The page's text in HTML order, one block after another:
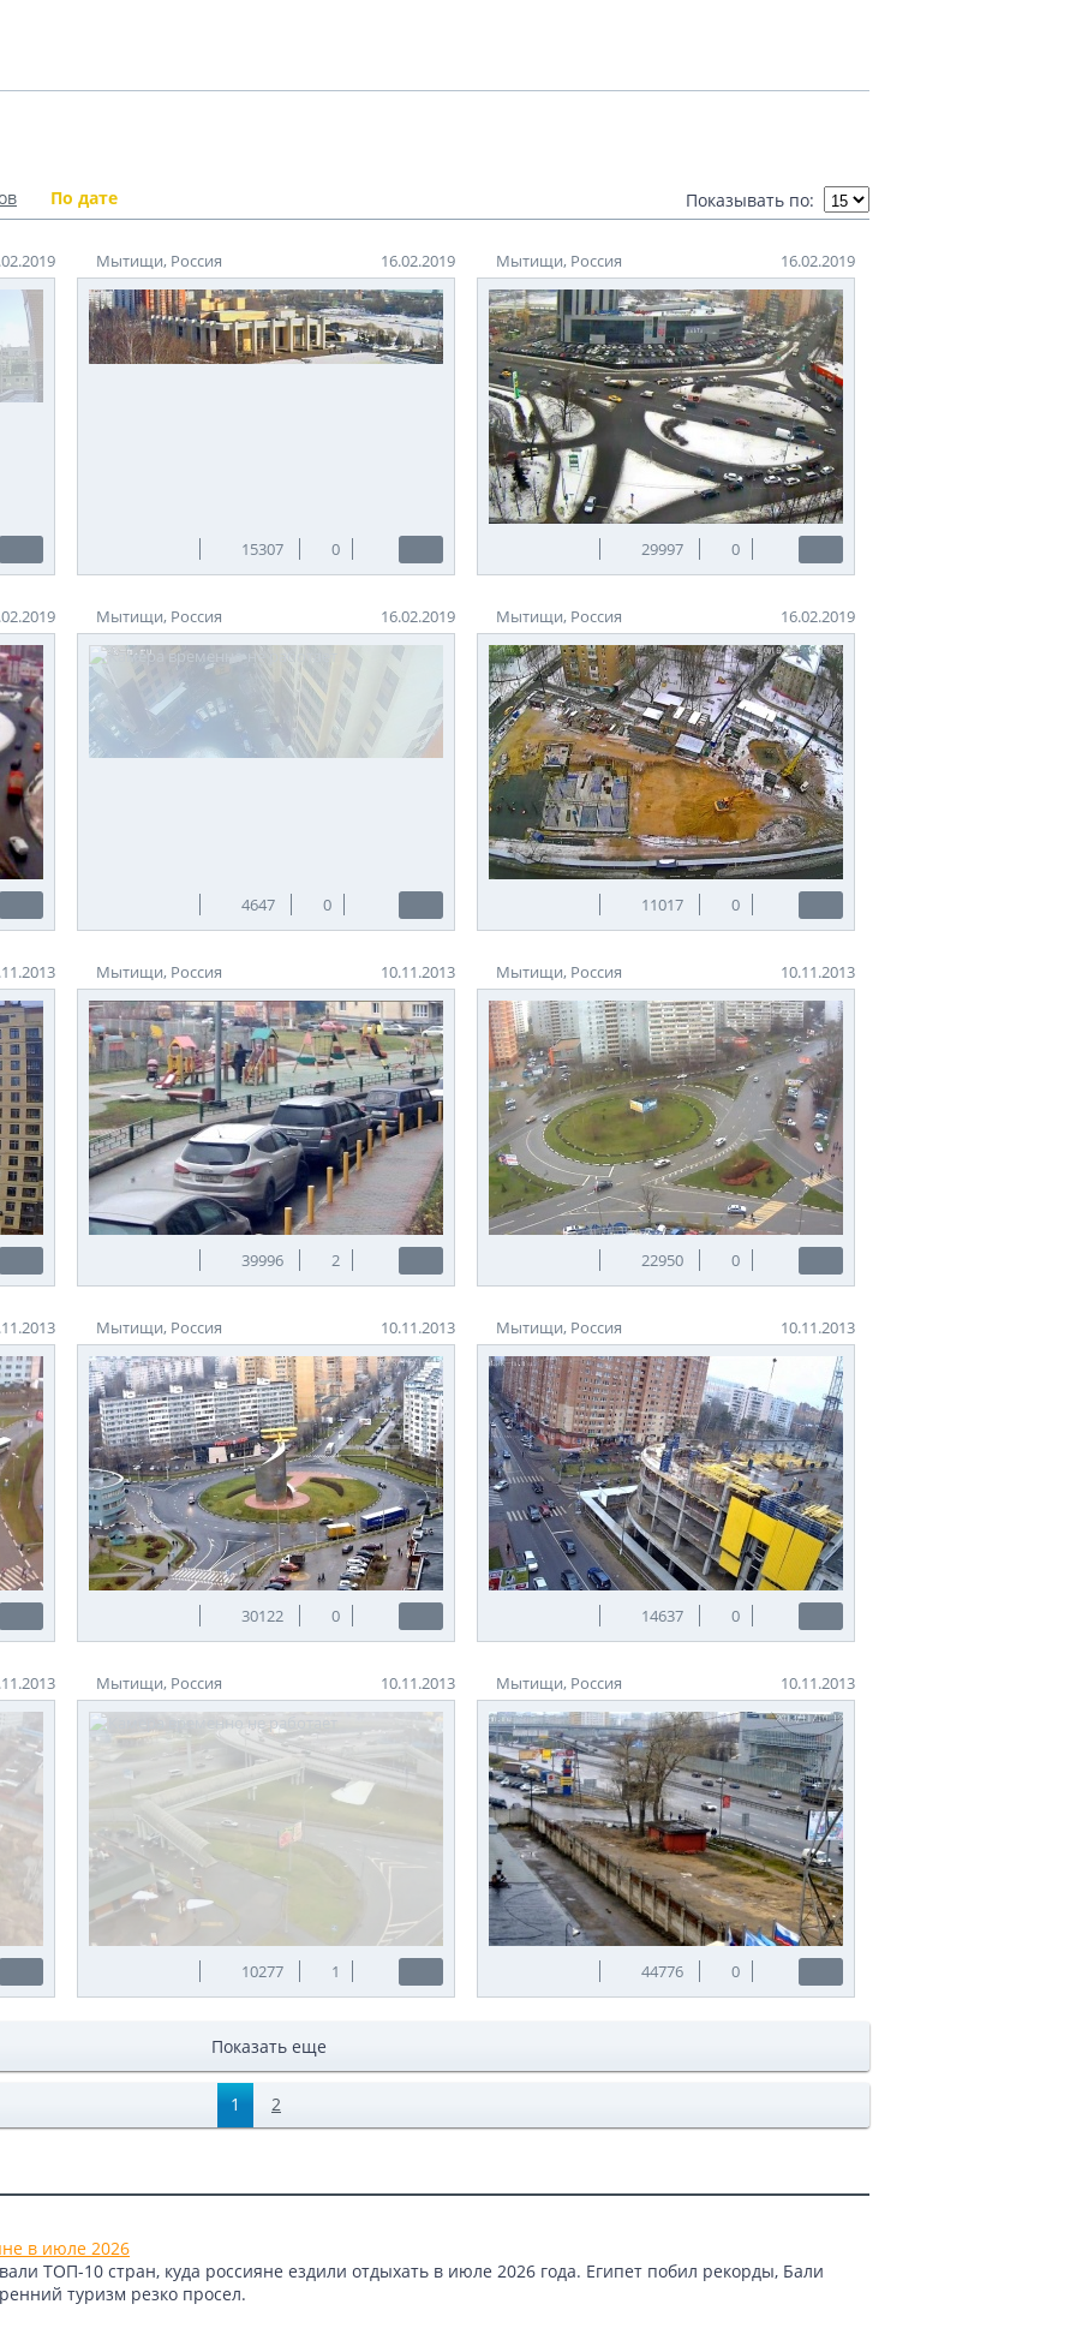
Мытищи с начала XIX в. снабжали Москву питьевой водой из бассейна реки Яузы.
вода была очень чистой и вкусной. До сих пор эта вода поступает в московскую систему для
столичных фонтанов.
много интересных фактов. Когда-то небольшой пруд в центре города назывался «Ква-ква», но
Рассказывали: нужно наклониться над водой этого водоема, произнести «ква-ква» и загадать
времени пруд ликвидировали. Разбили зеленый парк, а на месте водоема устроили фонтан.
равно сбывается, если потихоньку квакнуть над чашей искусственного источника. Старое имя
развлечений: горки, вышки, бассейны.
от своих собратьев послаблением принятых норм поведения. Здесь разрешено свободно
По дате Показывать по:
Мытищи, Россия 16.02.2019
15307 0
Мытищи, Россия 16.02.2019
29997 0
Мытищи, Россия 16.02.2019
4647 0
Мытищи, Россия 16.02.2019
11017 0
Мытищи, Россия 10.11.2013
39996 2
Мытищи, Россия 10.11.2013
22950 0
Мытищи, Россия 10.11.2013
30122 0
Мытищи, Россия 10.11.2013
14637 0
Мытищи, Россия 10.11.2013
10277 1
Мытищи, Россия 10.11.2013
44776 0
Показать еще
1 2
в июле 2026
ТОП-10 стран, куда россияне ездили отдыхать в июле 2026 года. Египет побил рекорды, Бали
туризм резко просел.